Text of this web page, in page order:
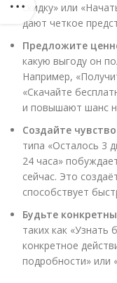
скидку» или
дают четкое
Предложите
какую выгоду он
Например,
«Скачайте
и повышают шанс
Создайте
типа «Осталось 3
24 часа»
сейчас. Это
способствует
Будьте
таких как
конкретное
подробности» или